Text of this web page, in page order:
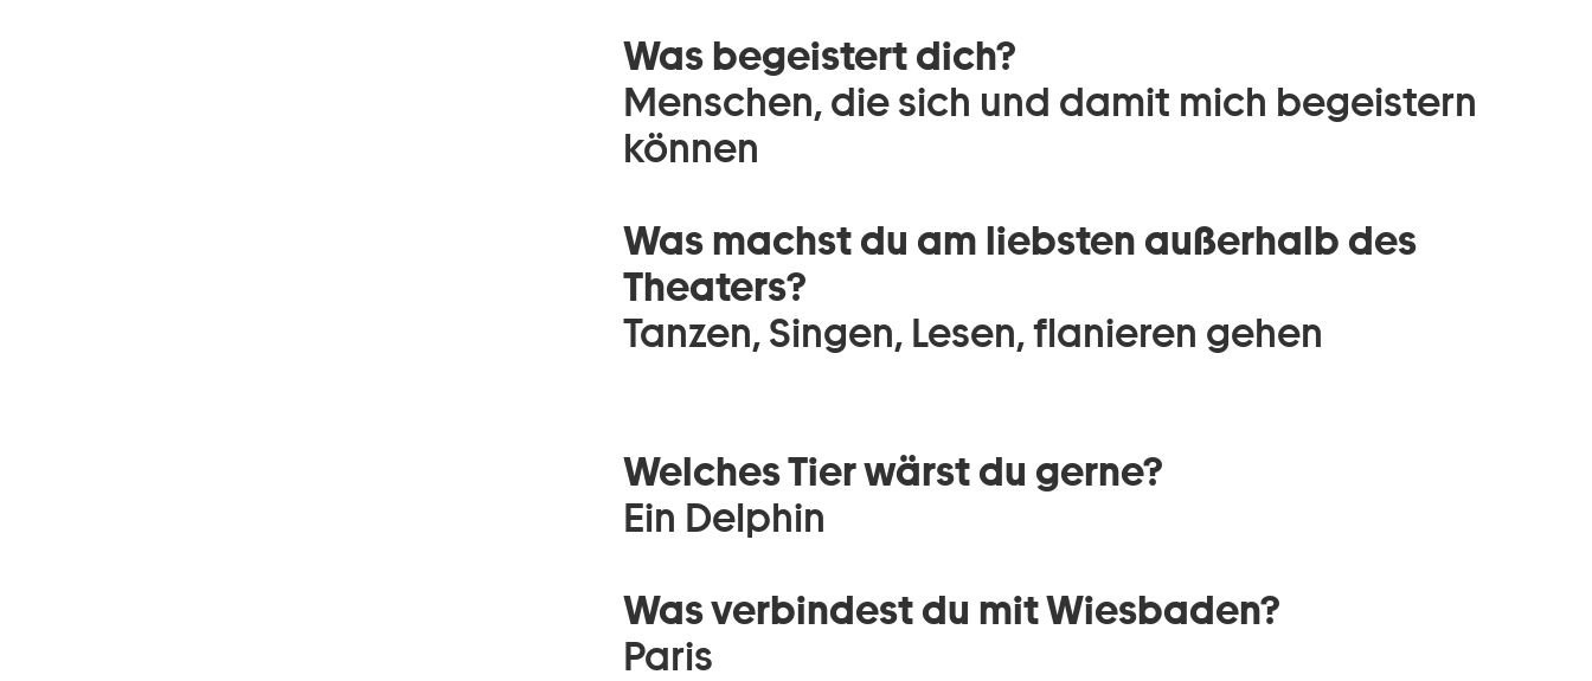
Was begeistert dich?
Menschen, die sich und damit mich begeistern
können
Was machst du am liebsten außerhalb des
Theaters?
Tanzen, Singen, Lesen, flanieren gehen
Welches Tier wärst du gerne?
Ein Delphin
Was verbindest du mit Wiesbaden?
Paris